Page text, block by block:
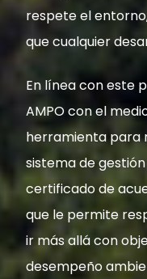
respete el
que cualquier
En línea con este
AMPO con el
herramienta para
sistema de
certificado de
que le permite
ir más allá con
desempeño